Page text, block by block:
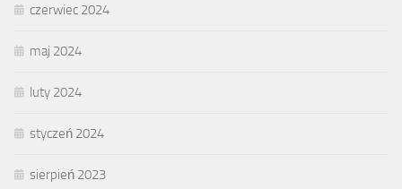
czerwiec 2024
maj 2024
luty 2024
styczeń 2024
sierpień 2023